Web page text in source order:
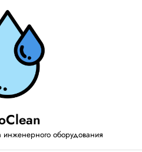
инженерного оборудования